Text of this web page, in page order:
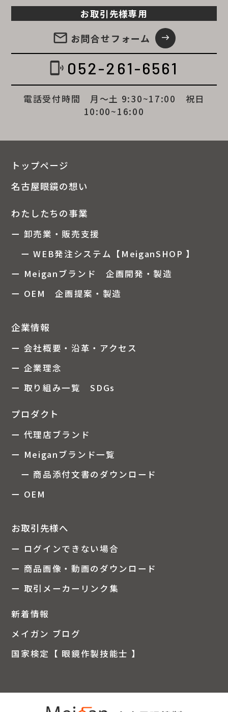
お取引先様専用
email お問合せフォーム east
phonelink_ring 052-261-6561
電話受付時間 月～土 9:30~17:00 祝日
10:00~16:00
トップページ
名古屋眼鏡の想い
わたしたちの事業
ー 卸売業・販売支援
ー WEB発注システム【MeiganSHOP 】
ー Meiganブランド 企画開発・製造
ー OEM 企画提案・製造
企業情報
ー 会社概要・沿革・アクセス
ー 企業理念
ー 取り組み一覧 SDGs
プロダクト
ー 代理店ブランド
ー Meiganブランド一覧
ー 商品添付文書のダウンロード
ー OEM
お取引先様へ
ー ログインできない場合
ー 商品画像・動画のダウンロード
ー 取引メーカーリンク集
新着情報
メイガン ブログ
国家検定【 眼鏡作製技能士 】